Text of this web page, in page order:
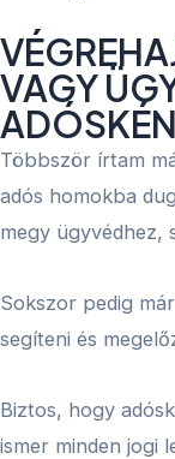
VAGY
Többször írtam
adós homokba
megy ügyvédhez,
Sokszor pedig
segíteni és
Biztos, hogy
ismer minden jogi